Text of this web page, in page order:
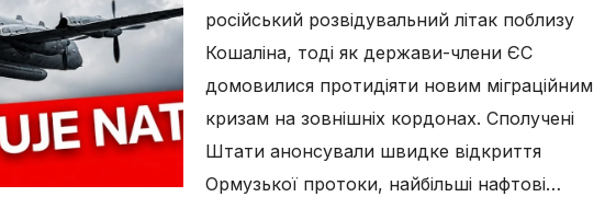
протоки та Залужний не вірить у
вступ до НАТО: головні новини
середи, 5 серпня
російський розвідувальний літак поблизу
Кошаліна, тоді як держави-члени ЄС
домовилися протидіяти новим міграційним
кризам на зовнішніх кордонах. Сполучені
Штати анонсували швидке відкриття
Ормузької протоки, найбільші нафтові…